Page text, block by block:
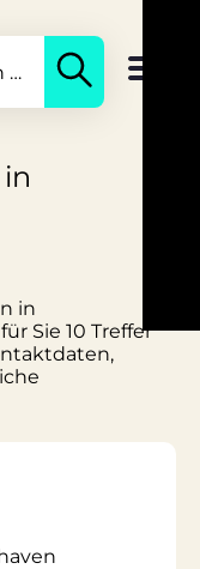
in
Sie 10 Treffer